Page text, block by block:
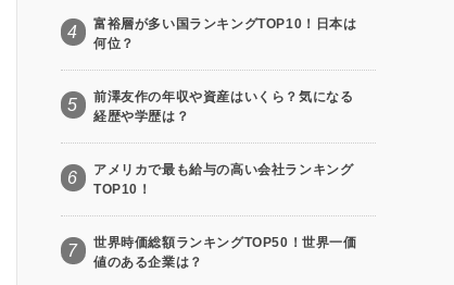
4
富裕層が多い国ランキングTOP10！日本は
何位？
5
前澤友作の年収や資産はいくら？気になる
経歴や学歴は？
6
アメリカで最も給与の高い会社ランキング
TOP10！
7
世界時価総額ランキングTOP50！世界一価
値のある企業は？